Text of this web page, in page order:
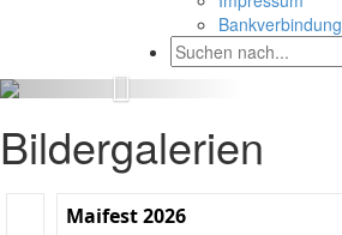
Bankverbindung
Bildergalerien
Maifest 2026